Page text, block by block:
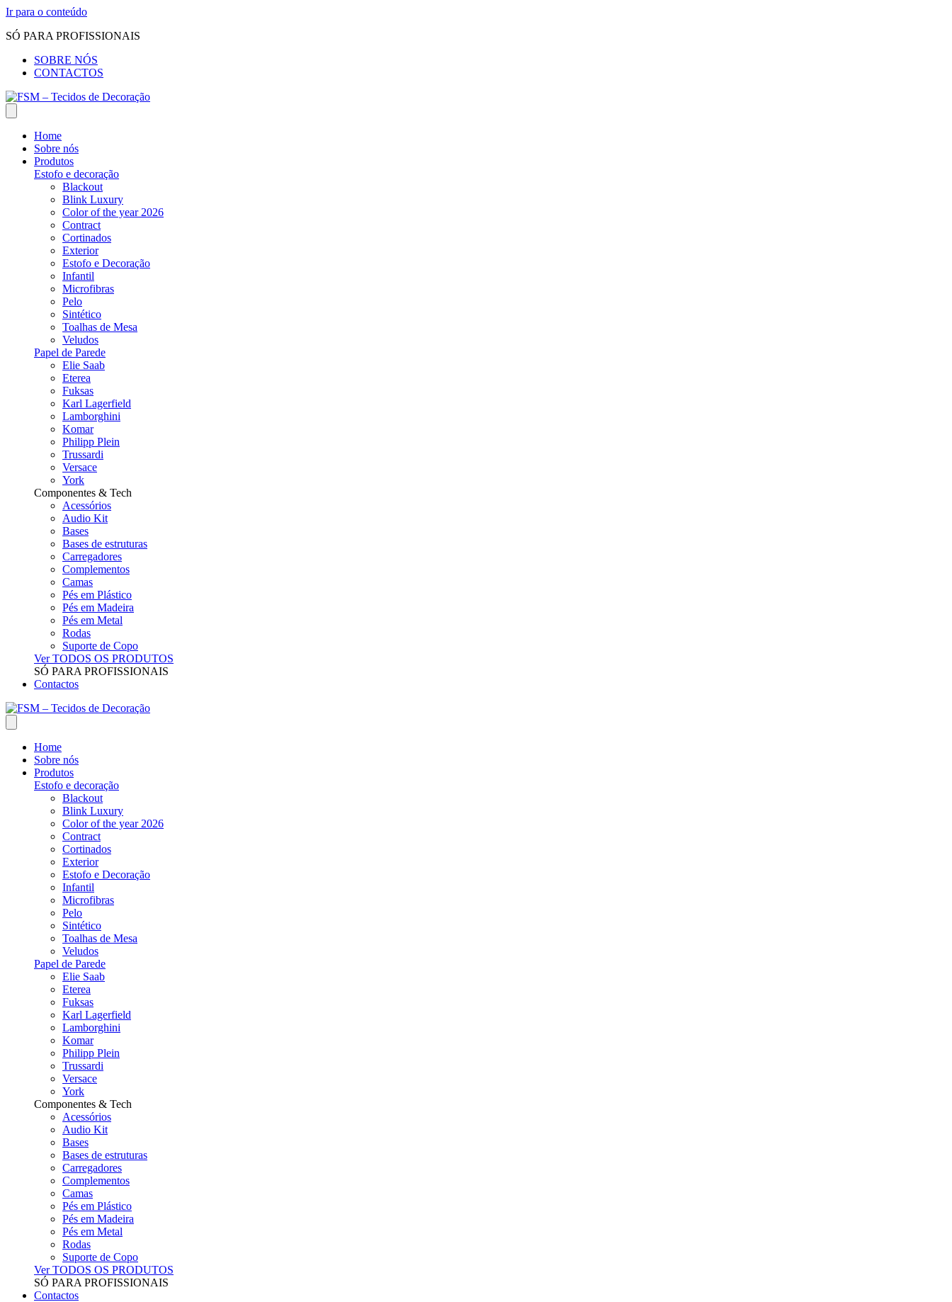
Ir para o conteúdo
SÓ PARA PROFISSIONAIS
SOBRE NÓS
CONTACTOS
Home
Sobre nós
Produtos
Estofo e decoração
Blackout
Blink Luxury
Color of the year 2026
Contract
Cortinados
Exterior
Estofo e Decoração
Infantil
Microfibras
Pelo
Sintético
Toalhas de Mesa
Veludos
Papel de Parede
Elie Saab
Eterea
Fuksas
Karl Lagerfield
Lamborghini
Komar
Philipp Plein
Trussardi
Versace
York
Componentes & Tech
Acessórios
Audio Kit
Bases
Bases de estruturas
Carregadores
Complementos
Camas
Pés em Plástico
Pés em Madeira
Pés em Metal
Rodas
Suporte de Copo
Ver TODOS OS PRODUTOS
SÓ PARA PROFISSIONAIS
Contactos
Home
Sobre nós
Produtos
Estofo e decoração
Blackout
Blink Luxury
Color of the year 2026
Contract
Cortinados
Exterior
Estofo e Decoração
Infantil
Microfibras
Pelo
Sintético
Toalhas de Mesa
Veludos
Papel de Parede
Elie Saab
Eterea
Fuksas
Karl Lagerfield
Lamborghini
Komar
Philipp Plein
Trussardi
Versace
York
Componentes & Tech
Acessórios
Audio Kit
Bases
Bases de estruturas
Carregadores
Complementos
Camas
Pés em Plástico
Pés em Madeira
Pés em Metal
Rodas
Suporte de Copo
Ver TODOS OS PRODUTOS
SÓ PARA PROFISSIONAIS
Contactos